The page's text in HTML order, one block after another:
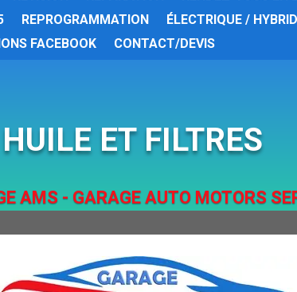
REPROGRAMMATION ÉLECTRIQUE /
FACEBOOK CONTACT/DEVIS
ET FILTRES
AMS - GARAGE AUTO MOTORS